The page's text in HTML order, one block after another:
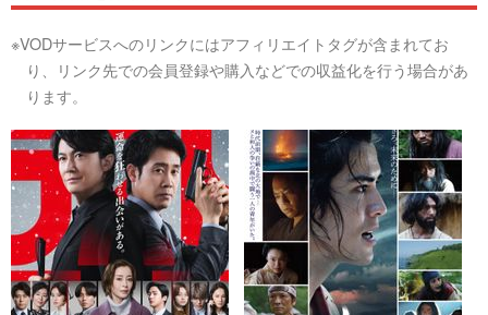
※VODサービスへのリンクにはアフィリエイトタグが含まれてお
り、リンク先での会員登録や購入などでの収益化を行う場合があ
ります。